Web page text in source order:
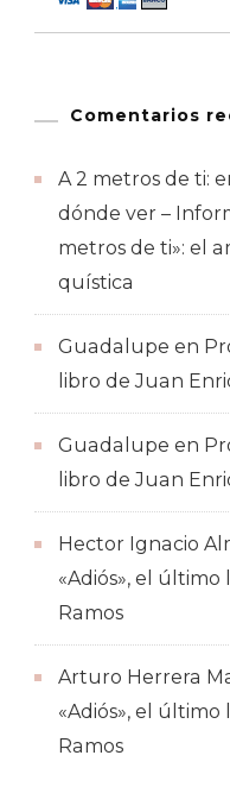
Comentarios
A 2 metros de ti:
dónde ver –
metros de ti»: el
quística
Guadalupe en
libro de Juan
Guadalupe en
libro de Juan
Hector Ignacio
«Adiós», el
Ramos
Arturo Herrera
«Adiós», el
Ramos